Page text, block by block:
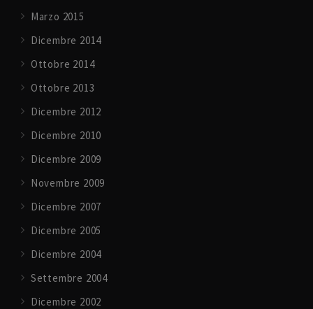
Marzo 2015
Dicembre 2014
Ottobre 2014
Ottobre 2013
Dicembre 2012
Dicembre 2010
Dicembre 2009
Novembre 2009
Dicembre 2007
Dicembre 2005
Dicembre 2004
Settembre 2004
Dicembre 2002